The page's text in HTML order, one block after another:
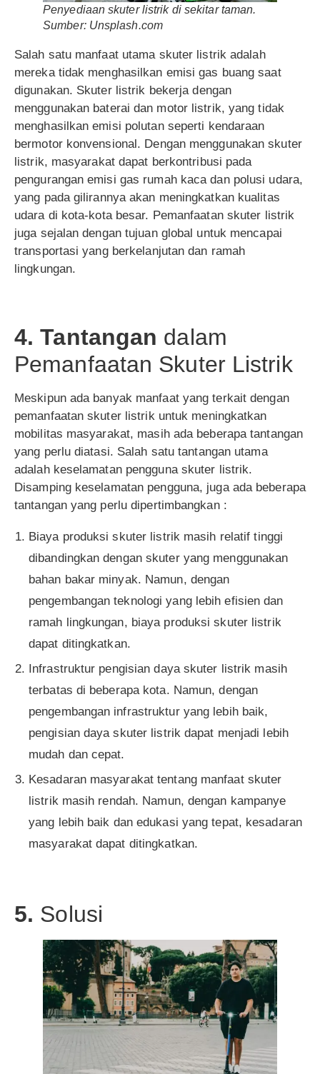
Penyediaan skuter listrik di sekitar taman.
Sumber: Unsplash.com
Salah satu manfaat utama skuter listrik adalah
mereka tidak menghasilkan emisi gas buang saat
digunakan. Skuter listrik bekerja dengan
menggunakan baterai dan motor listrik, yang tidak
menghasilkan emisi polutan seperti kendaraan
bermotor konvensional. Dengan menggunakan skuter
listrik, masyarakat dapat berkontribusi pada
pengurangan emisi gas rumah kaca dan polusi udara,
yang pada gilirannya akan meningkatkan kualitas
udara di kota-kota besar. Pemanfaatan skuter listrik
juga sejalan dengan tujuan global untuk mencapai
transportasi yang berkelanjutan dan ramah
lingkungan.
4. Tantangan dalam
Pemanfaatan Skuter Listrik
Meskipun ada banyak manfaat yang terkait dengan
pemanfaatan skuter listrik untuk meningkatkan
mobilitas masyarakat, masih ada beberapa tantangan
yang perlu diatasi. Salah satu tantangan utama
adalah keselamatan pengguna skuter listrik.
Disamping keselamatan pengguna, juga ada beberapa
tantangan yang perlu dipertimbangkan :
Biaya produksi skuter listrik masih relatif tinggi
dibandingkan dengan skuter yang menggunakan
bahan bakar minyak. Namun, dengan
pengembangan teknologi yang lebih efisien dan
ramah lingkungan, biaya produksi skuter listrik
dapat ditingkatkan.
Infrastruktur pengisian daya skuter listrik masih
terbatas di beberapa kota. Namun, dengan
pengembangan infrastruktur yang lebih baik,
pengisian daya skuter listrik dapat menjadi lebih
mudah dan cepat.
Kesadaran masyarakat tentang manfaat skuter
listrik masih rendah. Namun, dengan kampanye
yang lebih baik dan edukasi yang tepat, kesadaran
masyarakat dapat ditingkatkan.
5. Solusi